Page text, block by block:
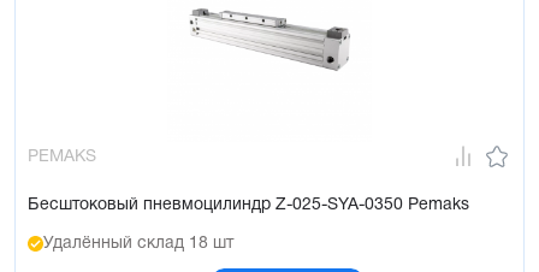
PEMAKS
Бесштоковый пневмоцилиндр Z-025-SYA-0350 Pemaks
Удалённый склад 18 шт